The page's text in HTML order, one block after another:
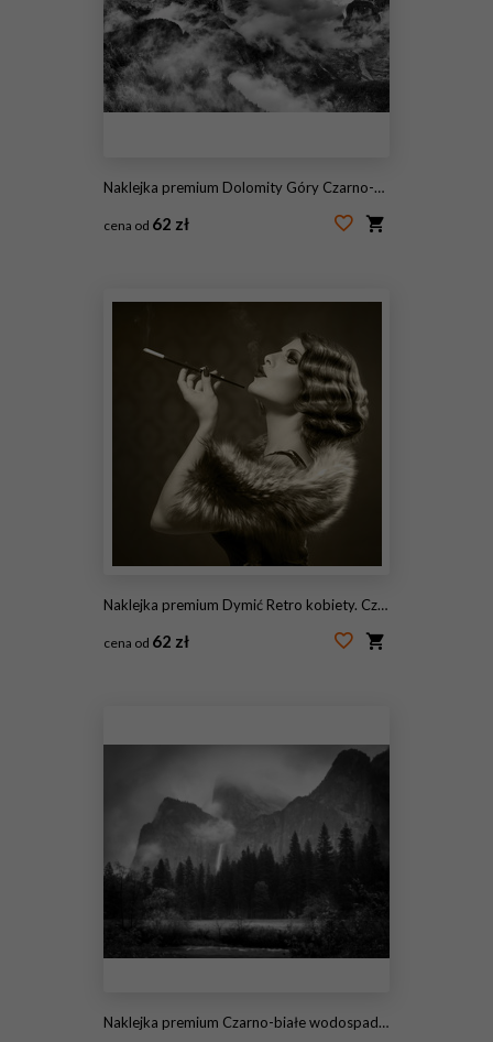
Naklejka premium Dolomity Góry Czarno-Białe
cena od 62 zł
Naklejka premium Dymić Retro kobiety. Czarno-białe zdjęcie w stylu vintage
cena od 62 zł
Naklejka premium Czarno-białe wodospady Bridalveil